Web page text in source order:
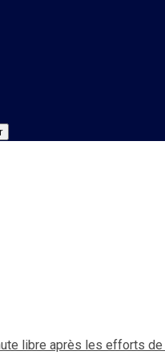
libre après les efforts de